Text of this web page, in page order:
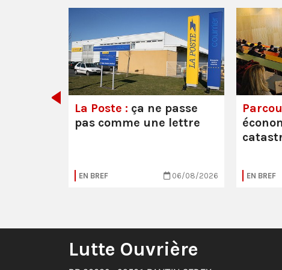
La Poste : ça ne passe
pas comme une lettre
EN BREF 06/08/2026 EN BREF
Lutte Ouvrière